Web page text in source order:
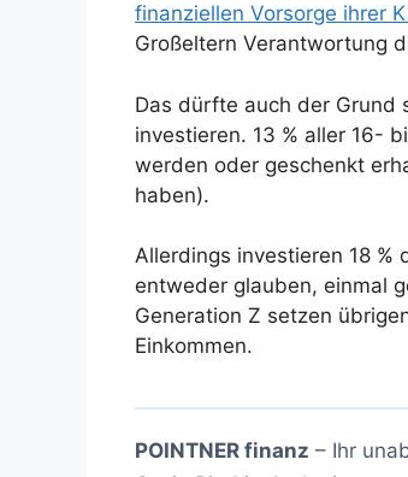
finanziellen Vorsorge ihrer
Großeltern Verantwortung
Das dürfte auch der Grund
investieren. 13 % aller 16-
werden oder geschenkt
haben).
Allerdings investieren 18 %
entweder glauben, einmal
Generation Z setzen
Einkommen.
POINTNER finanz – Ihr